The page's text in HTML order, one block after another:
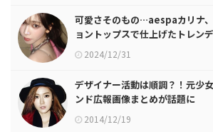
可愛さそのもの…aespaカリナ
ョントップスで仕上げたトレン
2024/12/31
デザイナー活動は順調？！元少
ンド広報画像まとめが話題に
2014/12/19